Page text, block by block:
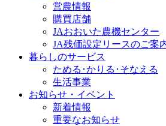
営農情報
購買店舗
JAおおいた農機センター
JA残価設定リースのご案
暮らしのサービス
ためる･かりる･そなえる
生活事業
お知らせ・イベント
新着情報
重要なお知らせ